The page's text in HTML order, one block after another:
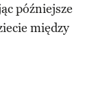
późniejsze
między